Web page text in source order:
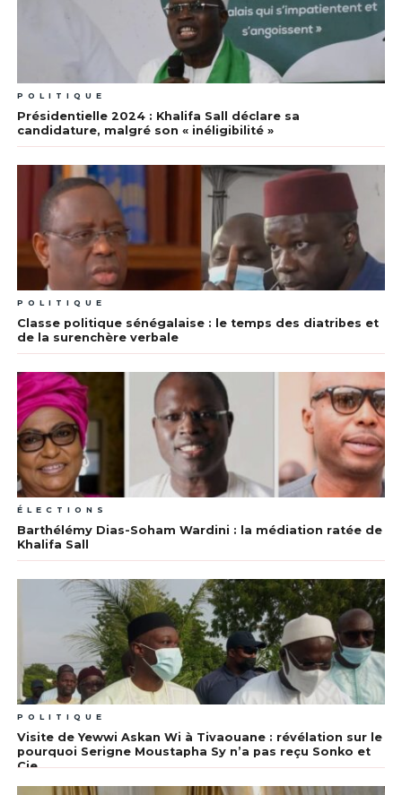
POLITIQUE
Présidentielle 2024 : Khalifa Sall déclare sa
candidature, malgré son « inéligibilité »
POLITIQUE
Classe politique sénégalaise : le temps des diatribes et
de la surenchère verbale
ÉLECTIONS
Barthélémy Dias-Soham Wardini : la médiation ratée de
Khalifa Sall
POLITIQUE
Visite de Yewwi Askan Wi à Tivaouane : révélation sur le
pourquoi Serigne Moustapha Sy n’a pas reçu Sonko et
Cie